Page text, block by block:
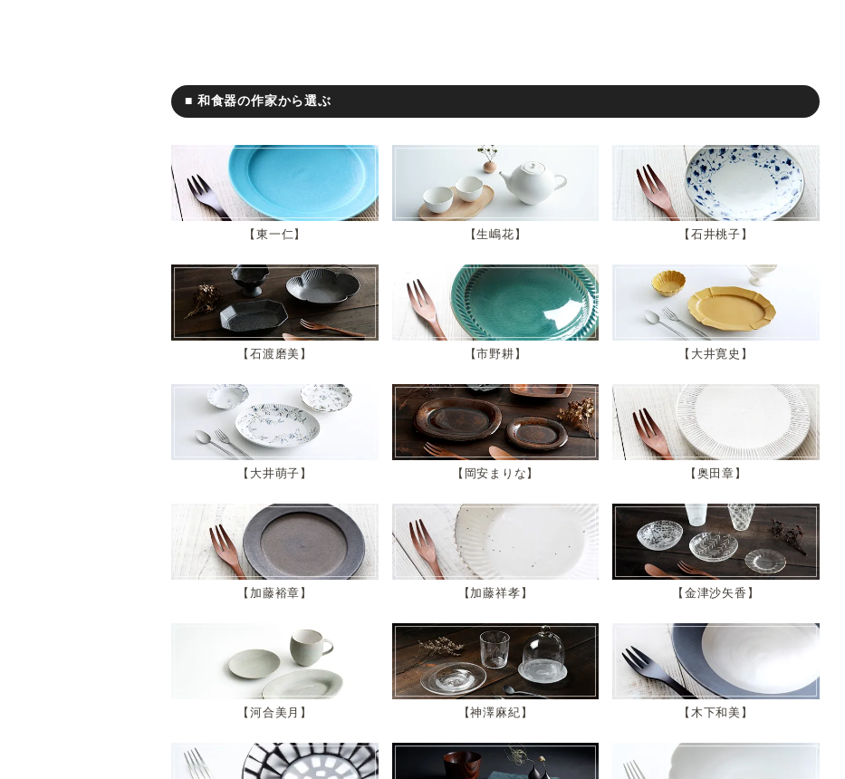
■ 和食器の作家から選ぶ
東一仁 生嶋花 石井桃子
石渡磨美 市野耕 大井寛史
大井萌子 岡安まりな 奥田章
加藤裕章 加藤祥孝 金津沙矢香
河合美月 神澤麻紀 木下和美